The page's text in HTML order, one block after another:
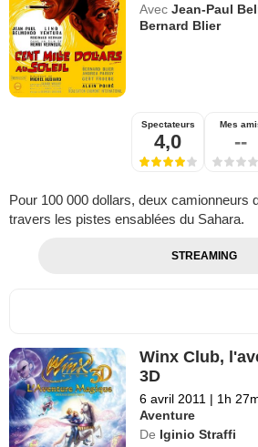
Avec Jean-Paul
Bernard Blier
Spectateurs
4,0
Mes
--
Pour 100 000 dollars, deux camionneurs
travers les pistes ensablées du Sahara.
STREAMING
Winx Club,
3D
6 avril 2011 | 1h
Aventure
De Iginio Straffi